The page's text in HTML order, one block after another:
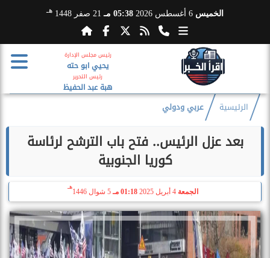
الخميس 05:38 مـ 21 صفر 1448 هـ
رئيس مجلس الإدارة
يحيي ابو حته
رئيس التحرير
هبة عبد الحفيظ
الرئيسية عربي ودولي
بعد عزل الرئيس.. فتح باب الترشح لرئاسة
كوريا الجنوبية
الجمعة 4 أبريل 2025 01:18 مـ 5 شوال 1446
هـ